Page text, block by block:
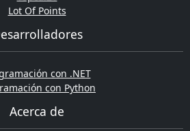
Lot Of Points
con .NET
con Python
Acerca de